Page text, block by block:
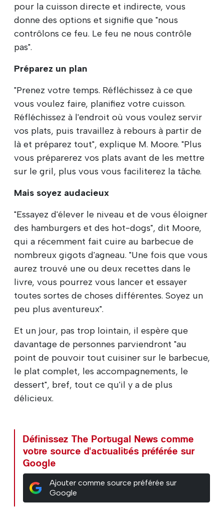
pour la cuisson directe et indirecte, vous
donne des options et signifie que "nous
contrôlons ce feu. Le feu ne nous contrôle
pas".
Préparez un plan
"Prenez votre temps. Réfléchissez à ce que
vous voulez faire, planifiez votre cuisson.
Réfléchissez à l'endroit où vous voulez servir
vos plats, puis travaillez à rebours à partir de
là et préparez tout", explique M. Moore. "Plus
vous préparerez vos plats avant de les mettre
sur le gril, plus vous vous faciliterez la tâche.
Mais soyez audacieux
"Essayez d'élever le niveau et de vous éloigner
des hamburgers et des hot-dogs", dit Moore,
qui a récemment fait cuire au barbecue de
nombreux gigots d'agneau. "Une fois que vous
aurez trouvé une ou deux recettes dans le
livre, vous pourrez vous lancer et essayer
toutes sortes de choses différentes. Soyez un
peu plus aventureux".
Et un jour, pas trop lointain, il espère que
davantage de personnes parviendront "au
point de pouvoir tout cuisiner sur le barbecue,
le plat complet, les accompagnements, le
dessert", bref, tout ce qu'il y a de plus
délicieux.
Définissez The Portugal News comme
votre source d'actualités préférée sur
Google
Ajouter comme source préférée sur
Google